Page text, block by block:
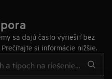
sa dajú často vyriešiť bez
si informácie nižšie.